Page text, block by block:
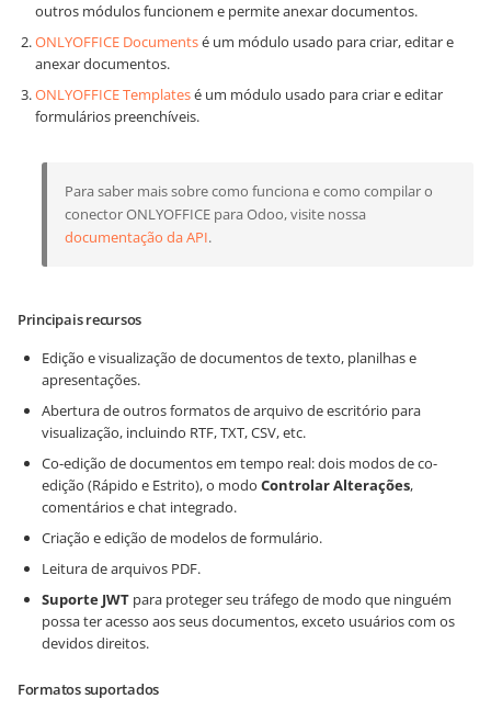
outros módulos funcionem e permite anexar documentos.
ONLYOFFICE Documentsé um módulo usado para criar, editar e
anexar documentos.
ONLYOFFICE Templatesé um módulo usado para criar e editar
formulários preenchíveis.
Para saber mais sobre como funciona e como compilar o
conector ONLYOFFICE para Odoo, visite nossa
documentação da API.
Principais recursos
Edição e visualização de documentos de texto, planilhas e
apresentações.
Abertura de outros formatos de arquivo de escritório para
visualização, incluindo RTF, TXT, CSV, etc.
Co-edição de documentos em tempo real: dois modos de co-
edição (Rápido e Estrito), o modo Controlar Alterações,
comentários e chat integrado.
Criação e edição de modelos de formulário.
Leitura de arquivos PDF.
Suporte JWT para proteger seu tráfego de modo que ninguém
possa ter acesso aos seus documentos, exceto usuários com os
devidos direitos.
Formatos suportados